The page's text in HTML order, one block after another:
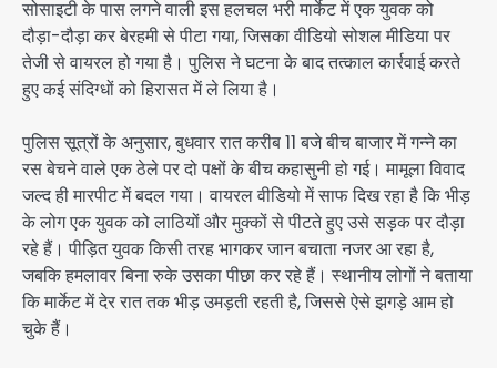
सोसाइटी के पास लगने वाली इस हलचल भरी मार्केट में एक युवक को
दौड़ा-दौड़ा कर बेरहमी से पीटा गया, जिसका वीडियो सोशल मीडिया पर
तेजी से वायरल हो गया है। पुलिस ने घटना के बाद तत्काल कार्रवाई करते
हुए कई संदिग्धों को हिरासत में ले लिया है।
पुलिस सूत्रों के अनुसार, बुधवार रात करीब 11 बजे बीच बाजार में गन्ने का
रस बेचने वाले एक ठेले पर दो पक्षों के बीच कहासुनी हो गई। मामूला विवाद
जल्द ही मारपीट में बदल गया। वायरल वीडियो में साफ दिख रहा है कि भीड़
के लोग एक युवक को लाठियों और मुक्कों से पीटते हुए उसे सड़क पर दौड़ा
रहे हैं। पीड़ित युवक किसी तरह भागकर जान बचाता नजर आ रहा है,
जबकि हमलावर बिना रुके उसका पीछा कर रहे हैं। स्थानीय लोगों ने बताया
कि मार्केट में देर रात तक भीड़ उमड़ती रहती है, जिससे ऐसे झगड़े आम हो
चुके हैं।